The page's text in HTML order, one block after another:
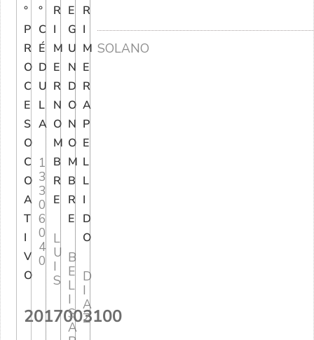
°
P
R
O
C
E
S
O
C
O
A
T
I
V
O
2017003100
°
C
É
D
U
L
A
1
3
3
0
6
0
4
0
R
I
M
E
R
N
O
M
B
R
E
L
U
I
S
E
G
U
N
D
O
N
O
M
B
R
E
B
E
L
I
S
A
R
I
M
E
R
A
P
E
L
L
I
D
O
D
I
A
Z
SOLANO